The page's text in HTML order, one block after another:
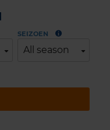
SEIZOEN
All season